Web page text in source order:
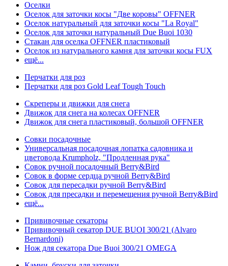
Оселки
Оселок для заточки косы "Две коровы" OFFNER
Оселок натуральный для заточки косы "La Royal"
Оселок для заточки натуральный Due Buoi 1030
Стакан для оселка OFFNER пластиковый
Оселок из натурального камня для заточки косы FUX
ещё...
Перчатки для роз
Перчатки для роз Gold Leaf Tough Touch
Скреперы и движки для снега
Движок для снега на колесах OFFNER
Движок для снега пластиковый, большой OFFNER
Совки посадочные
Универсальная посадочная лопатка садовника и
цветовода Krumpholz, "Продленная рука"
Совок ручной посадочный Berry&Bird
Совок в форме сердца ручной Berry&Bird
Совок для пересадки ручной Berry&Bird
Совок для пресадки и перемещения ручной Berry&Bird
ещё...
Прививочные секаторы
Прививочный секатор DUE BUOI 300/21 (Alvaro
Bernardoni)
Нож для секатора Due Buoi 300/21 OMEGA